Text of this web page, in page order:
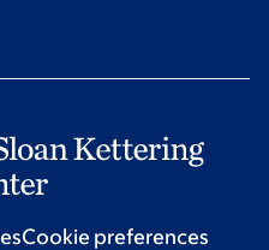
Cookie preferences